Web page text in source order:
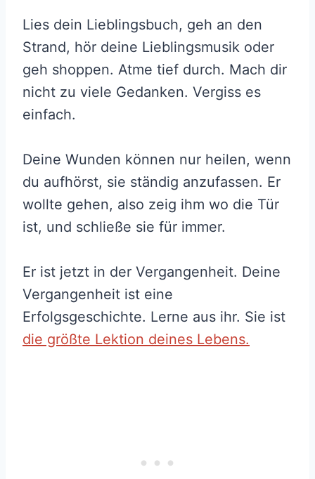
Lies dein Lieblingsbuch, geh an den
Strand, hör deine Lieblingsmusik oder
geh shoppen. Atme tief durch. Mach dir
nicht zu viele Gedanken. Vergiss es
einfach.
Deine Wunden können nur heilen, wenn
du aufhörst, sie ständig anzufassen. Er
wollte gehen, also zeig ihm wo die Tür
ist, und schließe sie für immer.
Er ist jetzt in der Vergangenheit. Deine
Vergangenheit ist eine
Erfolgsgeschichte. Lerne aus ihr. Sie ist
die größte Lektion deines Lebens.